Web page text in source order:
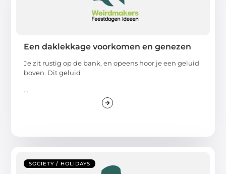
Een daklekkage voorkomen en genezen
Je zit rustig op de bank, en opeens hoor je een geluid
boven. Dit geluid
...
SOCIETY / HOLIDAYS